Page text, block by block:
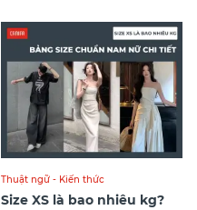
Thuật ngữ - Kiến thức
Size XS là bao nhiêu kg?